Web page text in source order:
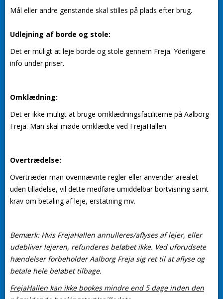
Mål eller andre genstande skal stilles på plads efter brug.
Udlejning af borde og stole:
Det er muligt at leje borde og stole gennem Freja. Yderligere
info under priser.
Omklædning:
Det er ikke muligt at bruge omklædningsfaciliterne på Aalborg
Freja. Man skal møde omklædte ved FrejaHallen.
Overtrædelse:
Overtræder man ovennævnte regler eller anvender arealet
uden tilladelse, vil dette medføre umiddelbar bortvisning samt
krav om betaling af leje, erstatning mv.
Bemærk: Hvis FrejaHallen annulleres/aflyses af lejer, eller
udebliver lejeren, refunderes beløbet ikke. Ved uforudsete
hændelser forbeholder Aalborg Freja sig ret til at aflyse og
betale hele beløbet tilbage.
FrejaHallen kan ikke bookes mindre end 5 dage inden den